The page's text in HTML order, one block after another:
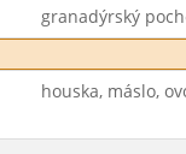
granadýrský
houska, máslo,